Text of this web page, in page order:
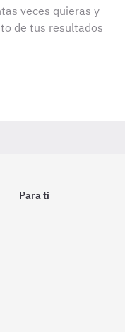
veces quieras y
de tus resultados
Para ti